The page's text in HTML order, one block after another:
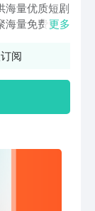
海量优质短剧
海量免费短
有独家爆款
更多
阅